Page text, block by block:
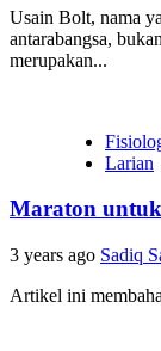
Usain Bolt, nama
antarabangsa,
merupakan...
Larian
Maraton
3 years ago Sadiq
Artikel ini